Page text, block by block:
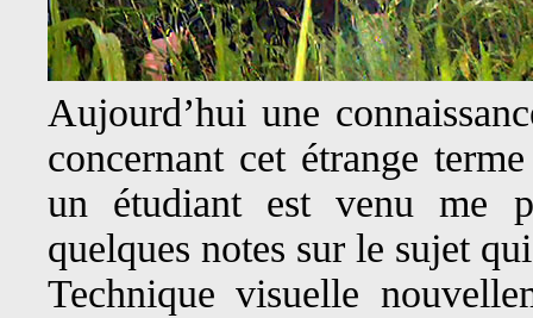
Aujourd’hui une
concernant cet étrange
un étudiant est venu me
quelques notes sur le sujet
Technique visuelle